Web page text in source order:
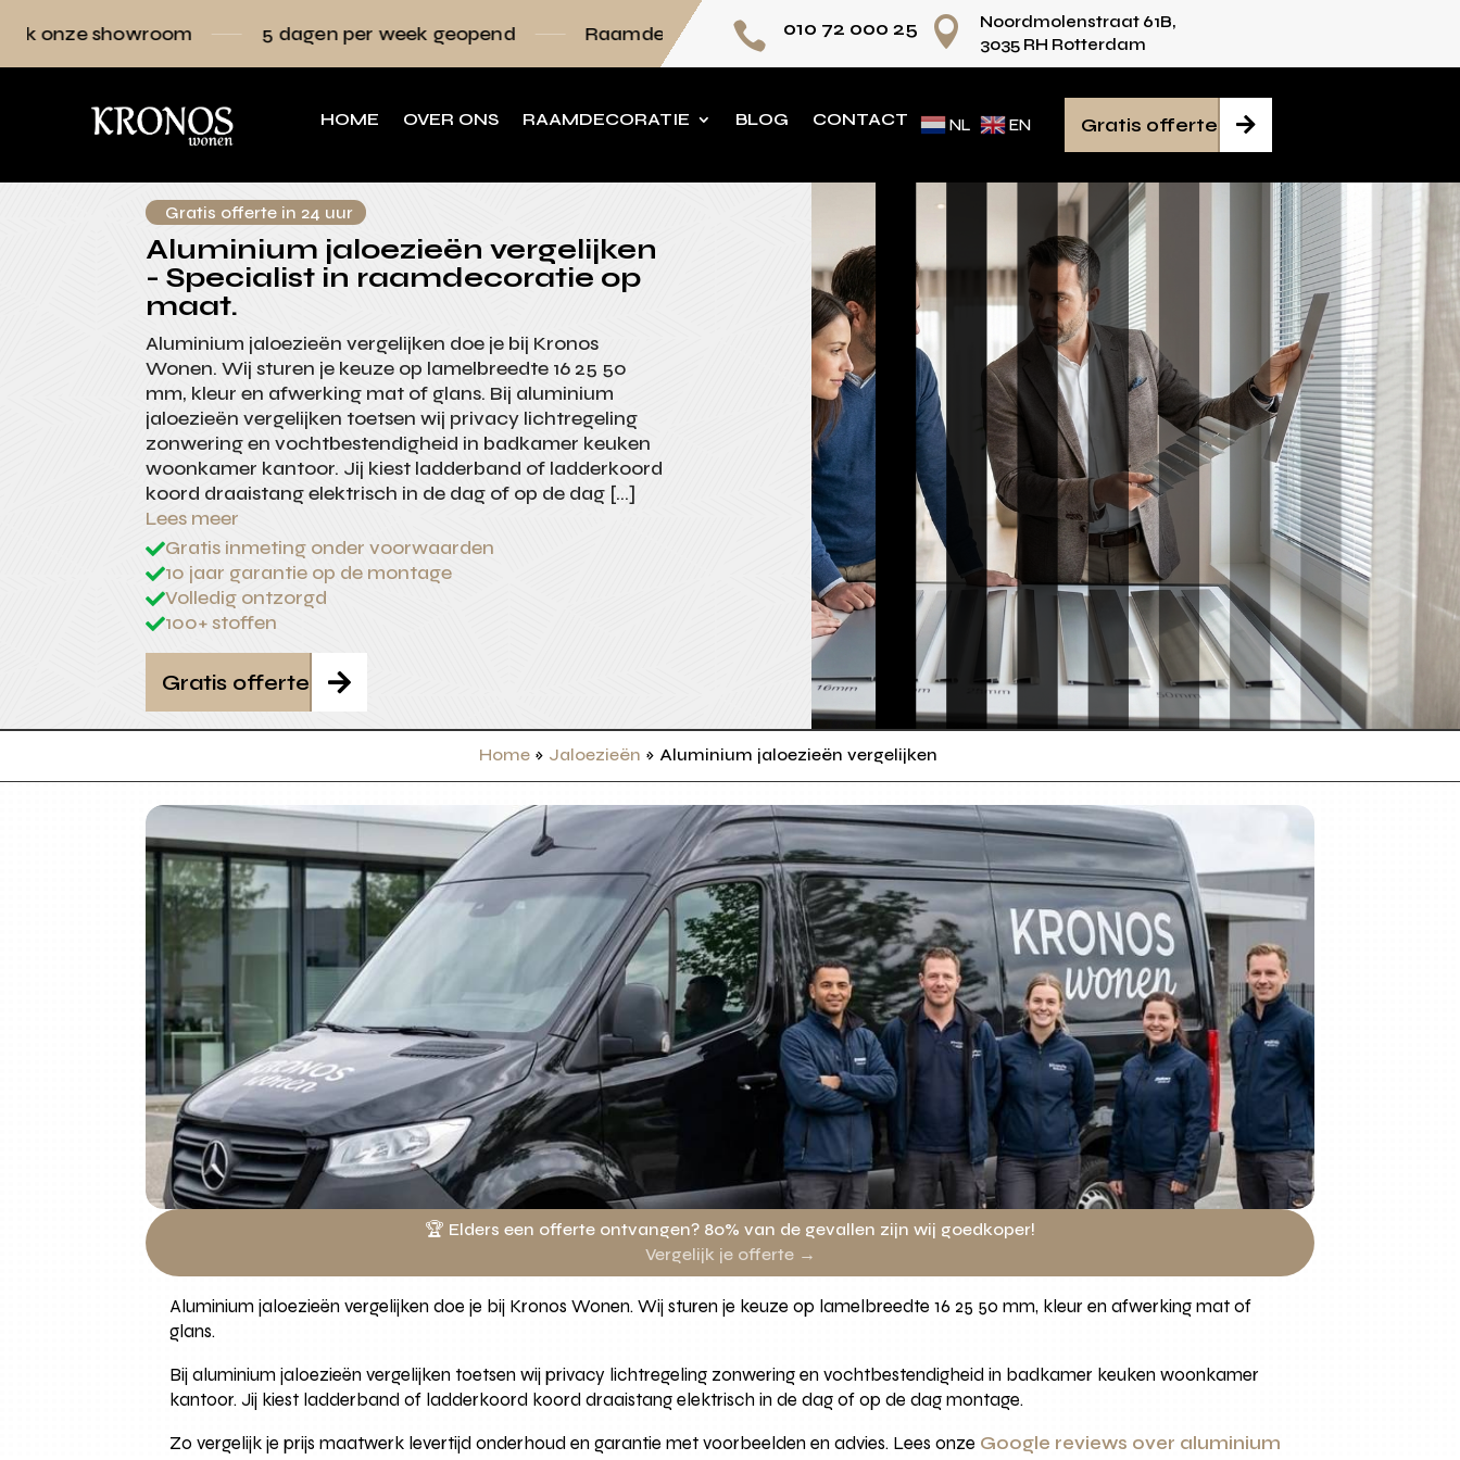
5 dagen per week geopend Raamdecoratie volledig op maat Persoonlijk advies voor iedere ruimte
 010 72 000 25 
Noordmolenstraat 61B,
3035 RH Rotterdam
HOME OVER ONS RAAMDECORATIE BLOG CONTACT NL EN 
Gratis offerte
Gratis offerte in 24 uur
Aluminium jaloezieën vergelijken
- Specialist in raamdecoratie op
maat.
Aluminium jaloezieën vergelijken doe je bij Kronos
Wonen. Wij sturen je keuze op lamelbreedte 16 25 50
mm, kleur en afwerking mat of glans. Bij aluminium
jaloezieën vergelijken toetsen wij privacy lichtregeling
zonwering en vochtbestendigheid in badkamer keuken
woonkamer kantoor. Jij kiest ladderband of ladderkoord
koord draaistang elektrisch in de dag of op de dag […]
Lees meer
Gratis inmeting onder voorwaarden
10 jaar garantie op de montage
Volledig ontzorgd
100+ stoffen

Gratis offerte
Home » Jaloezieën » Aluminium jaloezieën vergelijken
🏆 Elders een offerte ontvangen? 80% van de gevallen zijn wij goedkoper!
Vergelijk je offerte →
Aluminium jaloezieën vergelijken doe je bij Kronos Wonen. Wij sturen je keuze op lamelbreedte 16 25 50 mm, kleur en afwerking mat of
glans.
Bij aluminium jaloezieën vergelijken toetsen wij privacy lichtregeling zonwering en vochtbestendigheid in badkamer keuken woonkamer
kantoor. Jij kiest ladderband of ladderkoord koord draaistang elektrisch in de dag of op de dag montage.
Zo vergelijk je prijs maatwerk levertijd onderhoud en garantie met voorbeelden en advies. Lees onze Google reviews over aluminium